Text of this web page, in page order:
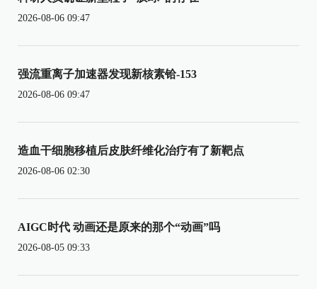
2026-08-06 09:47
强流重离子加速器发现新核素铪-153
2026-08-06 09:47
造血干细胞移植后皮肤纤维化治疗有了新靶点
2026-08-06 02:30
AIGC时代 动画还是原来的那个“动画”吗
2026-08-05 09:33